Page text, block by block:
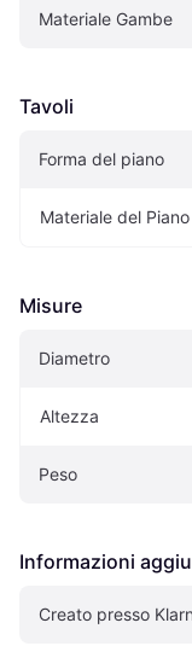
Materiale Gambe
Tavoli
Forma del piano
Materiale del Piano
Misure
Diametro
Altezza
Peso
Informazioni
Creato presso